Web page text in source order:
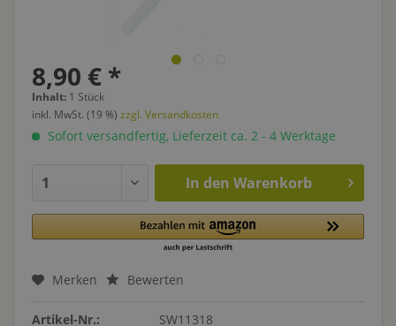
8,90 € *
Inhalt: 1 Stück
inkl. MwSt. (19 %) zzgl. Versandkosten
Sofort versandfertig, Lieferzeit ca. 2 - 4 Werktage
In den Warenkorb
Merken Bewerten
Artikel-Nr.:
SW11318